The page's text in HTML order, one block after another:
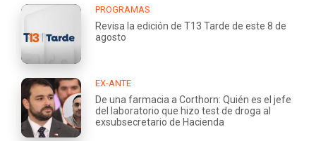
PROGRAMAS
Revisa la edición de T13 Tarde de este 8 de
agosto
EX-ANTE
De una farmacia a Corthorn: Quién es el jefe
del laboratorio que hizo test de droga al
exsubsecretario de Hacienda